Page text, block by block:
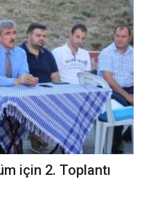
için 2. Toplantı